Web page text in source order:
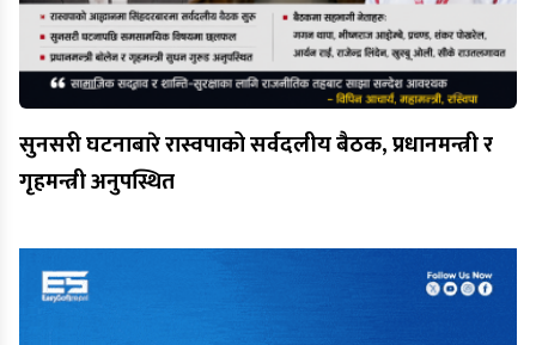
सुनसरी घटनाबारे रास्वपाको सर्वदलीय बैठक, प्रधानमन्त्री र
गृहमन्त्री अनुपस्थित